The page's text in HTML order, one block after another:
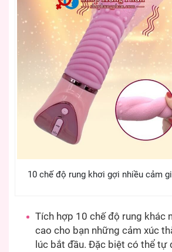
10 chế độ rung khơi gợi nhiều cảm
Tích hợp 10 chế độ rung khác
cao cho bạn những cảm xúc
lúc bắt đầu. Đặc biệt có thể tự